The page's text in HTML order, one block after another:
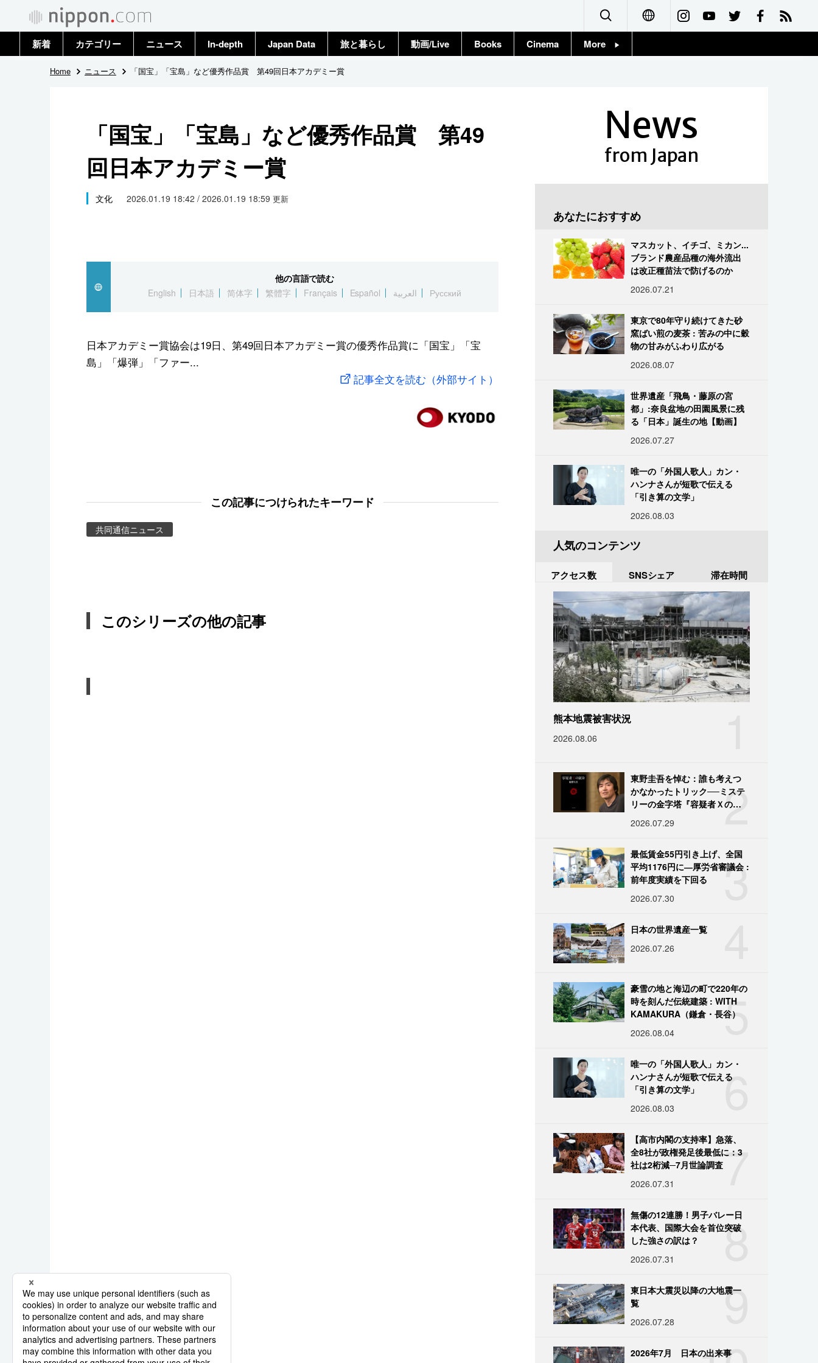
Français
新着 カテゴリー
政治・外交
社会
文化
スポーツ・東京2020
ニュース
トップ
In-depth Japan Data 旅と暮らし 動画/Live Books Cinema More
Home ニュース 「国宝」「宝島」など優秀作品賞 第49回日本アカデミー賞
「国宝」「宝島」など優秀作品賞 第49
回日本アカデミー賞
文化 2026.01.19 18:42 / 2026.01.19 18:59 更新
他の言語で読む
English
日本語 简体字 繁體字 Français Español العربية Русский
日本アカデミー賞協会は19日、第49回日本アカデミー賞の優秀作品賞に「国宝」「宝
島」「爆弾」「ファー...
記事全文を読む（外部サイト）
この記事につけられたキーワード
共同通信ニュース
このシリーズの他の記事
News
from Japan
あなたにおすすめ
マスカット、イチゴ、ミカン...
ブランド農産品種の海外流出
は改正種苗法で防げるのか
2026.07.21
東京で80年守り続けてきた砂
窯ばい煎の麦茶 : 苦みの中に穀
物の甘みがふわり広がる
2026.08.07
世界遺産「飛鳥・藤原の宮
都」:奈良盆地の田園風景に残
る「日本」誕生の地【動画】
2026.07.27
唯一の「外国人歌人」カン・
ハンナさんが短歌で伝える
「引き算の文学」
2026.08.03
人気のコンテンツ
アクセス数 SNSシェア 滞在時間
熊本地震被害状況
2026.08.06
2
東野圭吾を悼む：誰も考えつ
かなかったトリック──ミステ
リーの金字塔『容疑者Ｘの献
2026.07.29
3
最低賃金55円引き上げ、全国
平均1176円に―厚労省審議会 :
前年度実績を下回る
2026.07.30
日本の世界遺産一覧
2026.07.26
5
豪雪の地と海辺の町で220年の
時を刻んだ伝統建築 : WITH
KAMAKURA（鎌倉・長谷）
2026.08.04
6
唯一の「外国人歌人」カン・
ハンナさんが短歌で伝える
「引き算の文学」
2026.08.03
7
【高市内閣の支持率】急落、
全8社が政権発足後最低に：3
社は2桁減─7月世論調査
2026.07.31
8
無傷の12連勝！男子バレー日
本代表、国際大会を首位突破
した強さの訳は？
2026.07.31
9
東日本大震災以降の大地震一
覧
2026.07.28
2026年7月 日本の出来事